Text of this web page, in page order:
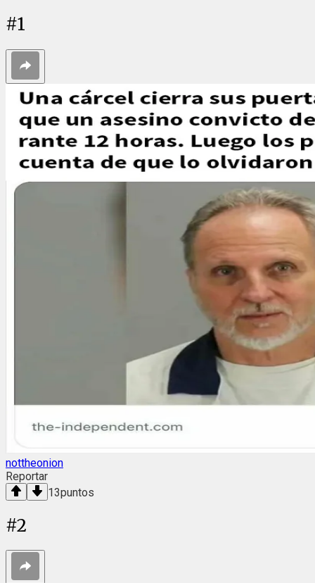
#1
nottheonion
Reportar
13puntos
#2